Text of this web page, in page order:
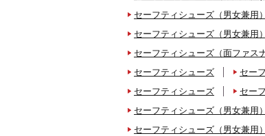
セーフティシューズ（男女兼用）
セーフティシューズ（男女兼用）
セーフティシューズ（面ファス
セーフティシューズ
セー
セーフティシューズ
セー
セーフティシューズ（男女兼用）
セーフティシューズ（男女兼用）